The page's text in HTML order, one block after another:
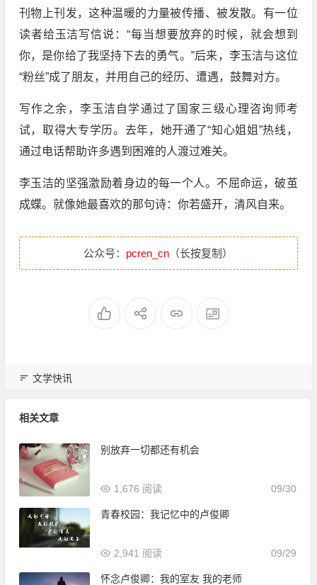
刊物上刊发，这种温暖的力量被传播、被发散。有一位
读者给玉洁写信说：“每当想要放弃的时候，就会想到
你，是你给了我坚持下去的勇气。”后来，李玉洁与这位
“粉丝”成了朋友，并用自己的经历、遭遇，鼓舞对方。
写作之余，李玉洁自学通过了国家三级心理咨询师考
试，取得大专学历。去年，她开通了“知心姐姐”热线，
通过电话帮助许多遇到困难的人渡过难关。
李玉洁的坚强激励着身边的每一个人。不屈命运，破茧
成蝶。就像她最喜欢的那句诗：你若盛开，清风自来。
公众号： pcren_cn （长按复制）
文学快讯
相关文章
别放弃一切都还有机会
09/30
1,676 阅读
青春校园：我记忆中的卢俊卿
09/29
2,941 阅读
怀念卢俊卿：我的室友 我的老师